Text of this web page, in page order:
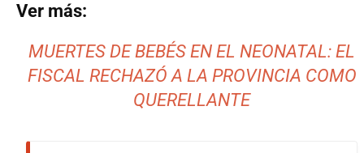
Ver más:
MUERTES DE BEBÉS EN EL NEONATAL: EL
FISCAL RECHAZÓ A LA PROVINCIA COMO
QUERELLANTE